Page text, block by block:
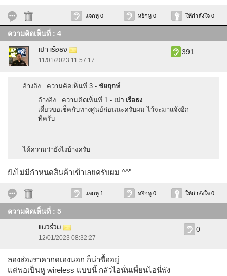
แจกหู 0 หยิกหู 0 ให้กำลังใจ 0
ความคิดเห็นที่ : 4
เปา เรือธง
11/01/2023 11:57:17
391
อ้างอิง : ความคิดเห็นที่ 3 - ชัยฤกษ์
อ้างอิง : ความคิดเห็นที่ 1 - เปา เรือธง
เดี๋ยวขอเช็คกับทางศูนย์ก่อนนะครับผม ไว้จะมาแจ้งอีก
ทีครับ
ได้ความว่ายังไงบ้างครับ
ยังไม่มีกำหนดสินค้าเข้าเลยครับผม ^^"
แจกหู 1 หยิกหู 0 ให้กำลังใจ 0
ความคิดเห็นที่ : 5
แนวร่วม
12/01/2023 08:32:27
0
ลองส่องราคากดเองนอก ก็น่าซื้ออยู่
แต่พอเป็นหู wireless แบบนี้ กลัวไอนั่นเพี้ยนไอนี่พัง